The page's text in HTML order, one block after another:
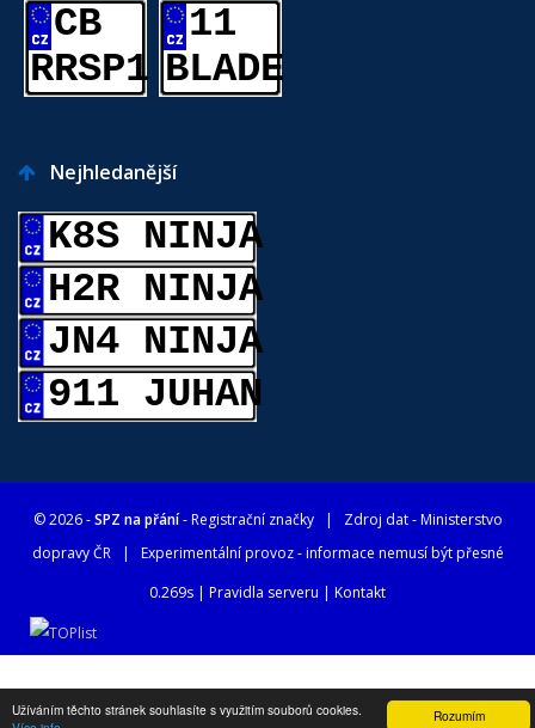
Rozumím
Užíváním těchto stránek souhlasíte s využitím souborů cookies.
CB
RRSP1
11
BLADE
Nejhledanější
K8S NINJA
H2R NINJA
JN4 NINJA
911 JUHAN
© 2026 -SPZ na přání- Registrační značky| Zdroj dat -Ministerstvo
dopravy ČR| Experimentální provoz - informace nemusí být přesné
0.269s | Pravidla serveru | Kontakt